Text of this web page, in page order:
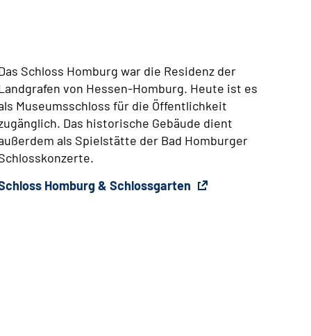
Schloss Homburg war die Residenz der
von Hessen-Homburg. Heute ist es
Museumsschloss für die Öffentlichkeit
Das historische Gebäude dient
als Spielstätte der Bad Homburger
Homburg & Schlossgarten